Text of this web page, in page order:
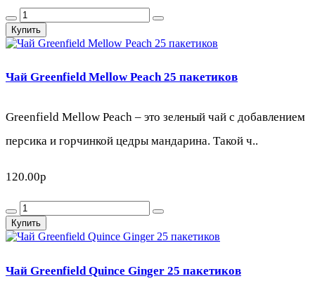
Купить
Чай Greenfield Mellow Peach 25 пакетиков
Greenfield Mellow Peach – это зеленый чай с добавлением
персика и горчинкой цедры мандарина. Такой ч..
120.00р
Купить
Чай Greenfield Quince Ginger 25 пакетиков